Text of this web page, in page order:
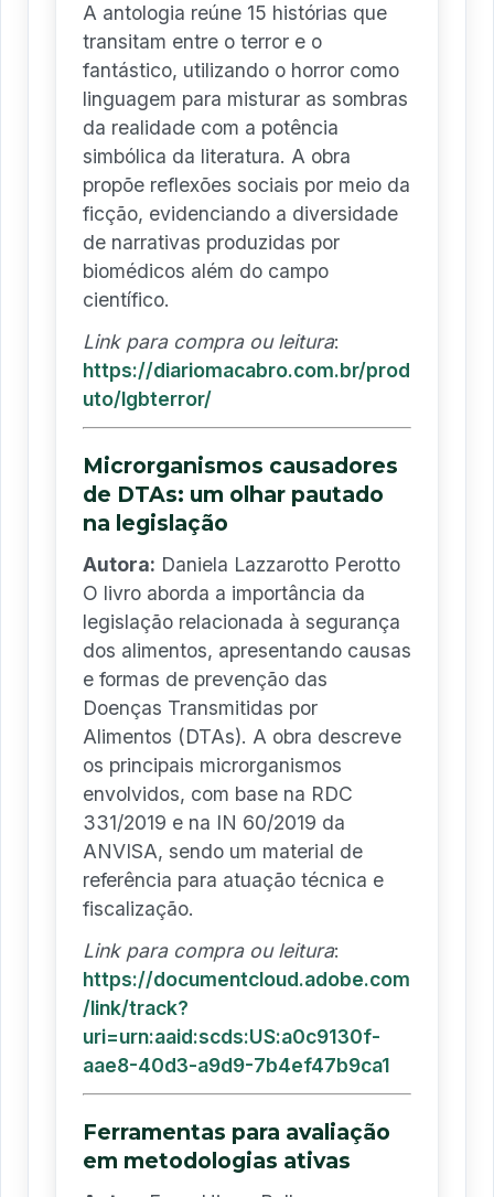
A antologia reúne 15 histórias que
transitam entre o terror e o
fantástico, utilizando o horror como
linguagem para misturar as sombras
da realidade com a potência
simbólica da literatura. A obra
propõe reflexões sociais por meio da
ficção, evidenciando a diversidade
de narrativas produzidas por
biomédicos além do campo
científico.
Link para compra ou leitura:
https://diariomacabro.com.br/prod
uto/lgbterror/
Microrganismos causadores
de DTAs: um olhar pautado
na legislação
Autora: Daniela Lazzarotto Perotto
O livro aborda a importância da
legislação relacionada à segurança
dos alimentos, apresentando causas
e formas de prevenção das
Doenças Transmitidas por
Alimentos (DTAs). A obra descreve
os principais microrganismos
envolvidos, com base na RDC
331/2019 e na IN 60/2019 da
ANVISA, sendo um material de
referência para atuação técnica e
fiscalização.
Link para compra ou leitura:
https://documentcloud.adobe.com
/link/track?
uri=urn:aaid:scds:US:a0c9130f-
aae8-40d3-a9d9-7b4ef47b9ca1
Ferramentas para avaliação
em metodologias ativas